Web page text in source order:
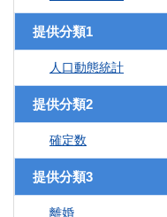
提供分類1
人口動態統計
提供分類2
確定数
提供分類3
離婚